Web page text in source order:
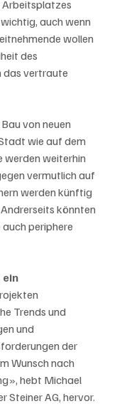
Arbeitsplatzes
auch wenn
wollen
des
das vertraute
von neuen
wie auf dem
werden weiterhin
vermutlich auf
werden künftig
könnten
periphere
Trends und
und
der
Wunsch nach
hebt Michael
Steiner AG, hervor.